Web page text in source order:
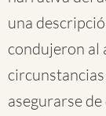
una
condujeron al
asegurarse